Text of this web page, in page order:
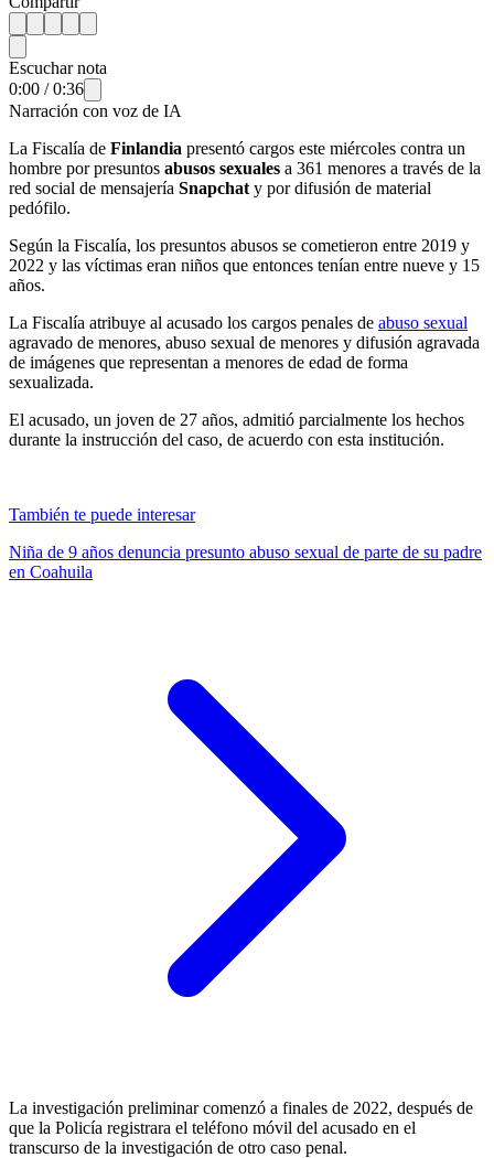
Escuchar nota
0:00 /0:36
Narración con voz de IA
La Fiscalía de Finlandia presentó cargos este miércoles contra un
hombre por presuntos abusos sexuales a 361 menores a través de la
red social de mensajería Snapchat y por difusión de material
pedófilo.
Según la Fiscalía, los presuntos abusos se cometieron entre 2019 y
2022 y las víctimas eran niños que entonces tenían entre nueve y 15
años.
La Fiscalía atribuye al acusado los cargos penales de abuso sexual
agravado de menores, abuso sexual de menores y difusión agravada
de imágenes que representan a menores de edad de forma
sexualizada.
El acusado, un joven de 27 años, admitió parcialmente los hechos
durante la instrucción del caso, de acuerdo con esta institución.
También te puede interesar
Niña de 9 años denuncia presunto abuso sexual de parte de su padre
en Coahuila
La investigación preliminar comenzó a finales de 2022, después de
que la Policía registrara el teléfono móvil del acusado en el
transcurso de la investigación de otro caso penal.